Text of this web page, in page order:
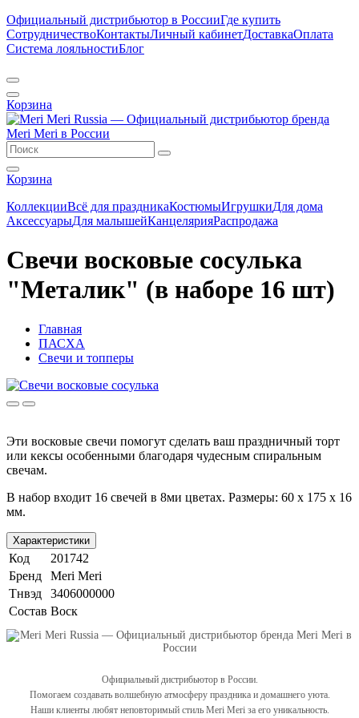
Официальный дистрибьютор в РоссииГде купить
СотрудничествоКонтактыЛичный кабинетДоставкаОплата
Система лояльностиБлог
Корзина
Корзина
КоллекцииВсё для праздникаКостюмыИгрушкиДля дома
АксессуарыДля малышейКанцелярияРаспродажа
Свечи восковые сосулька
"Металик" (в наборе 16 шт)
Главная
ПАСХА
Свечи и топперы
Эти восковые свечи помогут сделать ваш праздничный торт
или кексы особенными благодаря чудесным спиральным
свечам.
В набор входит 16 свечей в 8ми цветах. Размеры: 60 x 175 x 16
мм.
Характеристики
Код
201742
Бренд
Meri Meri
Тнвэд
3406000000
Состав Воск
Официальный дистрибьютор в России.
Помогаем создавать волшебную атмосферу праздника и домашнего уюта.
Наши клиенты любят неповторимый стиль Meri Meri за его уникальность.